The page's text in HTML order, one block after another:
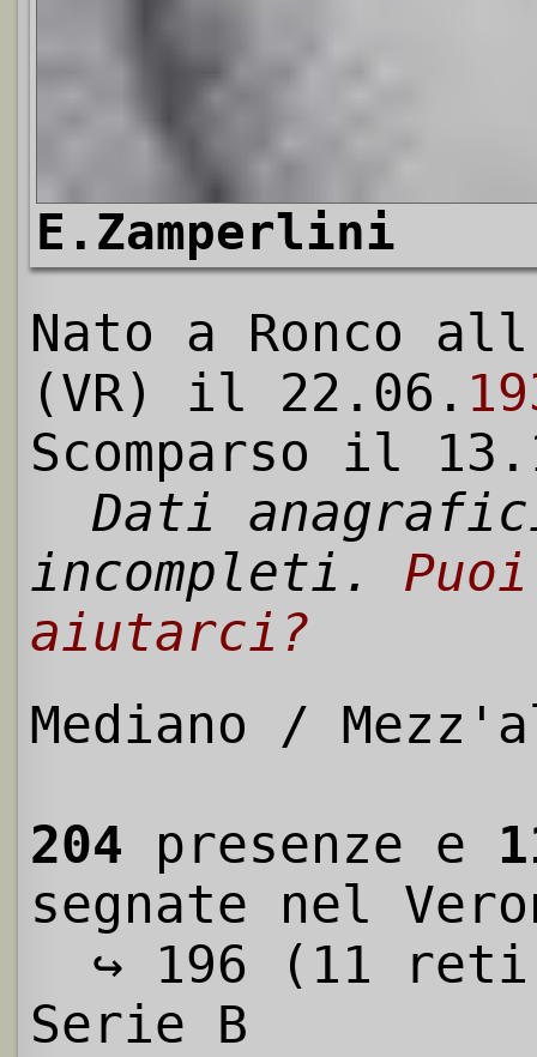
E.Zamperlini
Nato a Ronco
(VR) il 22.06.
Scomparso il
Dati
incompleti. Puoi
aiutarci?
Mediano /
204 presenze e
segnate nel
↪ 196 (11
Serie B